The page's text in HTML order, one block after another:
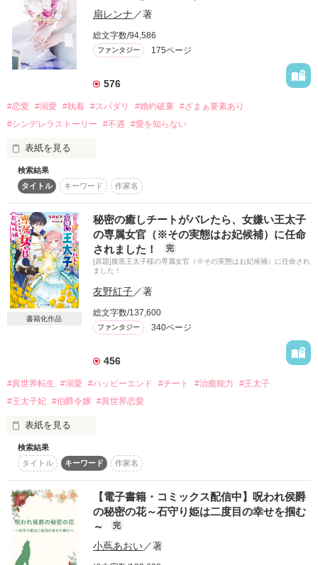
作品を読む
と、言われた。彼の隣にはアデーレ・ボルク男爵令嬢がい
て、勝ち誇ったような表情を浮かべていた。
「かしこまりました、お幸せに！」
私の祝福の言葉は、彼らにとってとても意外なものだったら
ありがとう、アデーレ・ボルク男爵令嬢。この人の心を奪っ
毎年一回は浮気相手といちゃいちゃしているところを見せつ
ける男性なんて、私は必要としていませんので！
笑顔でそう言うと、アデーレがわなわなと震えていたのが見
えた。
とりあえず、婚約破棄イベントは終わったのだから、次の婚
約者を探さないとね。今度は浮気をしない、一途な人が良い
わ。
――そう考えていたら、お父さまに紹介された男性がなんと
私の好みにぴったり当てはまっていて、一目惚れをしてしまっ
た。
作品を読む
扇レンナ／著
総文字数/94,586
ファンタジー 175ページ
576
#恋愛 #溺愛 #執着 #スパダリ #婚約破棄 #ざまぁ要素あり
#シンデレラストーリー
#不遇 #愛を知らない
表紙を見る
小さな頃から私に課せられたのは《次期公爵閣下の婚約者》と
いう立場。
なのに、ある日突然婚約破棄を告げられた。
途方に暮れる私を救ったのは――留学中だったはずの王太子殿
下で……！？
＊＊
スパダリ執着系王太子
ラインヴァルト・アルド・ヴォルタース（２０）
愛されることを知らない純情令嬢
＊＊
「愛がわからないなら、俺が教えるから」
そんな風に言われて、愛されまくりの生活。
逃げ道は――もう、ない。
▼掲載先→ベリーズカフェ、エブリスタ、アルファポリス
検索結果
タイトル
キーワード 作家名
書籍化作品
秘密の癒しチートがバレたら、女嫌い王太子
の専属女官（※その実態はお妃候補）に任命
されました！
完
[原題]腹黒王太子様の専属女官（※その実態はお妃候補）に任命され
ました！
友野紅子／著
総文字数/137,600
ファンタジー 340ページ
456
#異世界転生 #溺愛 #ハッピーエンド #チート #治癒能力
#王太子
#王太子妃 #伯爵令嬢 #異世界恋愛
表紙を見る
治癒チートを持つ転生令嬢　×　腹黒王太子
ただのお世話係だと思っていたらまさかの溺愛!?
＊＊＊
(ヒロインside)
検索結果
タイトル
キーワード 作家名
【電子書籍・コミックス配信中】呪われ侯爵
の秘密の花～石守り姫は二度目の幸せを掴む
～
完
小蔦あおい／著